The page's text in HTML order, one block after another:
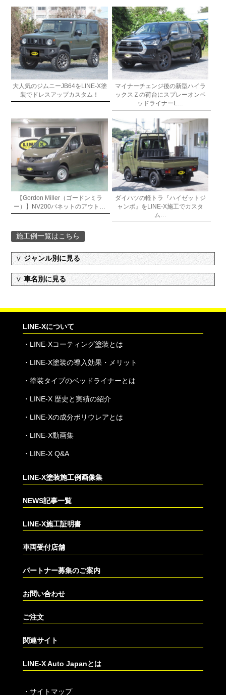
大人気のジムニーJB64をLINE-X塗
装でドレスアップカスタム！
マイナーチェンジ後の新型ハイラ
ックスＺの荷台にスプレーオンベ
ッドライナーL…
【Gordon Miller（ゴードンミラ
ー）】NV200バネットのアウト…
ダイハツの軽トラ『ハイゼットジ
ャンボ』をLINE-X施工でカスタ
ム…
施工例一覧はこちら
∨ジャンル別に見る
∨車名別に見る
LINE-Xについて
・ LINE-Xコーティング塗装とは
・ LINE-X塗装の導入効果・メリット
・ 塗装タイプのベッドライナーとは
・ LINE-X 歴史と実績の紹介
・ LINE-Xの成分ポリウレアとは
・ LINE-X動画集
・ LINE-X Q&A
LINE-X塗装施工例画像集
NEWS記事一覧
LINE-X施工証明書
車両受付店舗
パートナー募集のご案内
お問い合わせ
ご注文
関連サイト
LINE-X Auto Japanとは
・ サイトマップ